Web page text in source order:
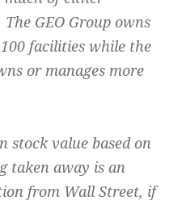
GEO Group owns
facilities while the
or manages more
stock value based on
taken away is an
from Wall Street, if